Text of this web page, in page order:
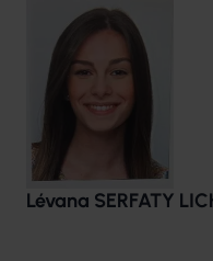
Lévana SERFATY